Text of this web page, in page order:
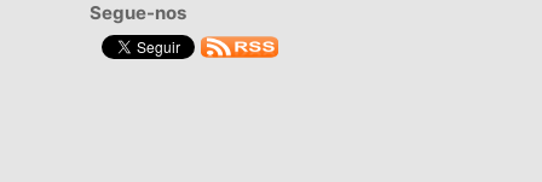
Segue-nos